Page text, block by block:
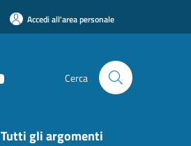
Accedi all'area personale
Cerca
Tutti gli argomenti